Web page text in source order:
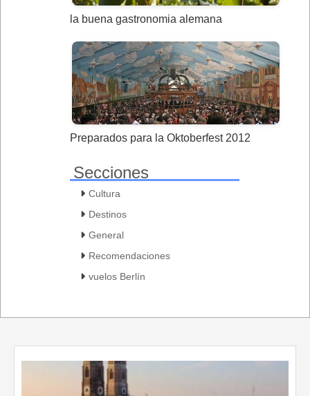
la buena gastronomia alemana
Preparados para la Oktoberfest 2012
Secciones
Cultura
Destinos
General
Recomendaciones
vuelos Berlín